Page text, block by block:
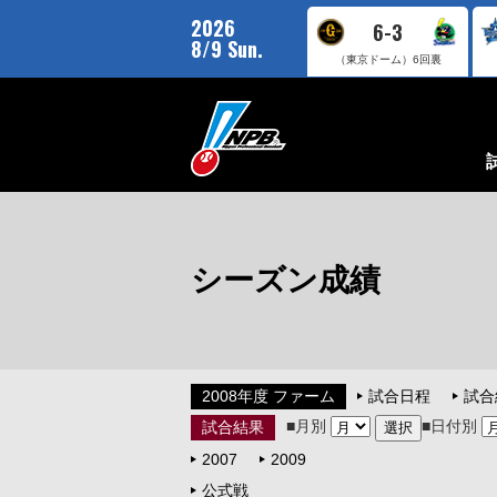
2026
8/9 Sun.
6-3
（東京ドーム） 6回裏
シーズン成績
2008年度 ファーム 試合日程
試
試合結果
■月別
■日付別
2007
2009
公式戦